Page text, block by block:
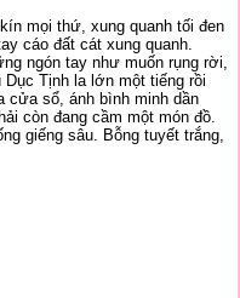
mọi thứ, xung quanh tối đen
cáo đất cát xung quanh.
ngón tay như muốn rụng rời,
Tịnh la lớn một tiếng rồi
cửa sổ, ánh bình minh dần
còn đang cầm một món đồ.
giếng sâu. Bỗng tuyết trắng,